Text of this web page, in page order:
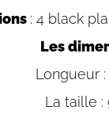
: 4 black
Les
Longueur
La taille :